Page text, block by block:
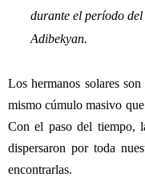
durante el período
Adibekyan.
Los hermanos solares
mismo cúmulo masivo
Con el paso del tiempo,
dispersaron por toda
encontrarlas.